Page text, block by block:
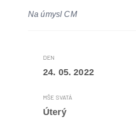
Na úmysl CM
24. 05. 2022
Úterý